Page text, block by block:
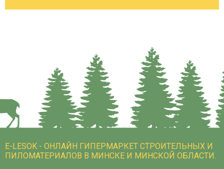
E-LESOK - ОНЛАЙН ГИПЕРМАРКЕТ СТРОИТЕЛЬНЫХ И
ПИЛОМАТЕРИАЛОВ В МИНСКЕ И МИНСКОЙ ОБЛАСТИ.